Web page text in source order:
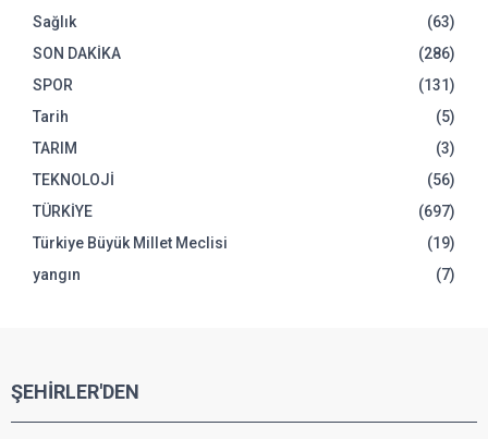
Sağlık
(63)
SON DAKİKA
(286)
SPOR
(131)
Tarih
(5)
TARIM
(3)
TEKNOLOJİ
(56)
TÜRKİYE
(697)
Türkiye Büyük Millet Meclisi
(19)
yangın
(7)
ŞEHİRLER'DEN